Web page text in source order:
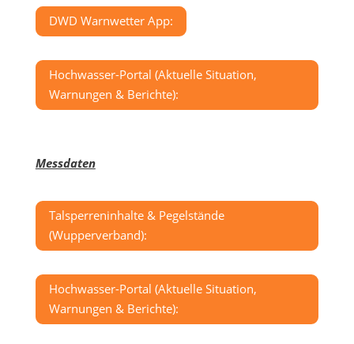
DWD Warnwetter App:
Hochwasser-Portal (Aktuelle Situation,
Warnungen & Berichte):
Messdaten
Talsperreninhalte & Pegelstände
(Wupperverband):
Hochwasser-Portal (Aktuelle Situation,
Warnungen & Berichte):